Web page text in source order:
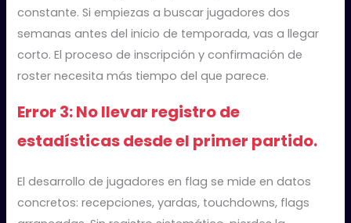
constante. Si empiezas a buscar jugadores dos
semanas antes del inicio de temporada, vas a llegar
corto. El proceso de inscripción y confirmación de
roster necesita más tiempo del que parece.
Error 3: No llevar registro de
estadísticas desde el primer partido.
El desarrollo de jugadores en flag se mide en datos
concretos: recepciones, yardas, touchdowns, flags